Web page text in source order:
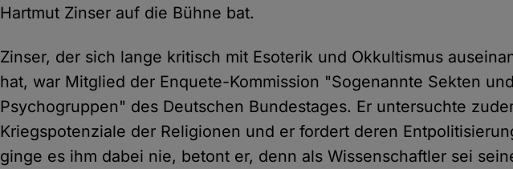
Hartmut Zinser auf die Bühne bat.
Zinser, der sich lange kritisch mit Esoterik und Okkultismus
hat, war Mitglied der Enquete-Kommission "Sogenannte Sekten und
Psychogruppen" des Deutschen Bundestages. Er untersuchte
Kriegspotenziale der Religionen und er fordert deren
ginge es ihm dabei nie, betont er, denn als Wissenschaftler sei